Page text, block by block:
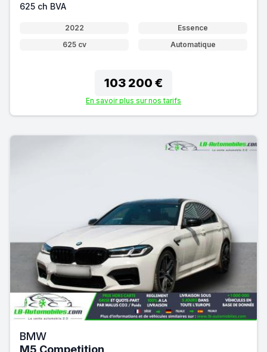
625 ch BVA
2022
Essence
625 cv
Automatique
103 200 €
En savoir plus sur nos tarifs
BMW
M5 Competition